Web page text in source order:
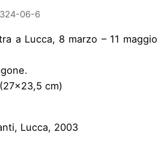
06-6
a Lucca, 8 marzo – 11 maggio
cm)
Lucca, 2003